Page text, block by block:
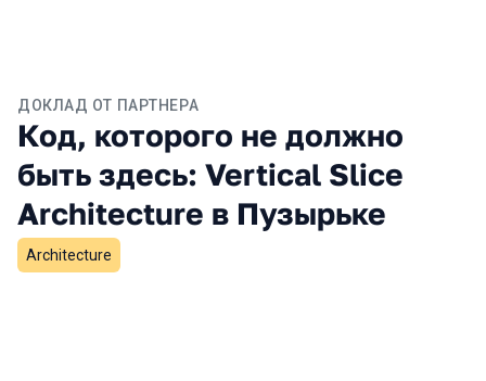
ДОКЛАД ОТ ПАРТНЕРА
Код, которого не должно
быть здесь: Vertical Slice
Architecture в Пузырьке
Architecture